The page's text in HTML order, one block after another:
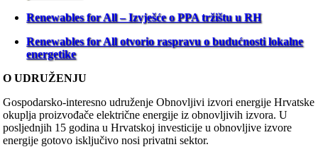
Renewables for All – Izvješće o PPA tržištu u RH
Renewables for All otvorio raspravu o budućnosti lokalne
energetike
O UDRUŽENJU
Gospodarsko-interesno udruženje Obnovljivi izvori energije Hrvatske
okuplja proizvođače električne energije iz obnovljivih izvora. U
posljednjih 15 godina u Hrvatskoj investicije u obnovljive izvore
energije gotovo isključivo nosi privatni sektor.